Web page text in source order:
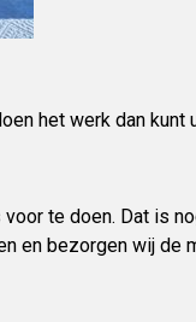
het werk dan kunt
te doen. Dat is
en bezorgen wij